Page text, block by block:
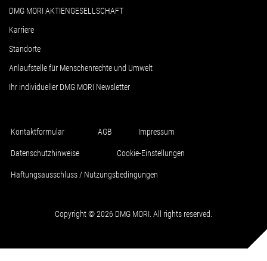
DMG MORI AKTIENGESELLSCHAFT
Karriere
Standorte
Anlaufstelle für Menschenrechte und Umwelt
Ihr individueller DMG MORI Newsletter
Kontaktformular AGB Impressum
Datenschutzhinweise Cookie-Einstellungen
Haftungsausschluss / Nutzungsbedingungen
Copyright © 2026 DMG MORI. All rights reserved.